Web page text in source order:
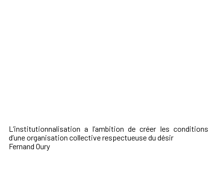
L’institutionnalisation a l’ambition de créer les conditions
d’une organisation collective respectueuse du désir
Fernand Oury